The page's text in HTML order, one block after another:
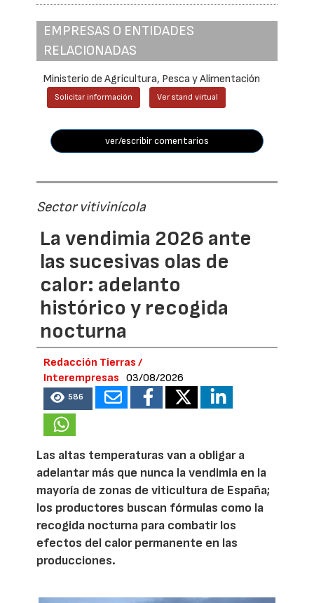
EMPRESAS O ENTIDADES
RELACIONADAS
Ministerio de Agricultura, Pesca y Alimentación
Solicitar información Ver stand virtual
ver/escribir comentarios
Sector vitivinícola
La vendimia 2026 ante
las sucesivas olas de
calor: adelanto
histórico y recogida
nocturna
Redacción Tierras /
Interempresas
03/08/2026
586
Las altas temperaturas van a obligar a
adelantar más que nunca la vendimia en la
mayoría de zonas de viticultura de España;
los productores buscan fórmulas como la
recogida nocturna para combatir los
efectos del calor permanente en las
producciones.